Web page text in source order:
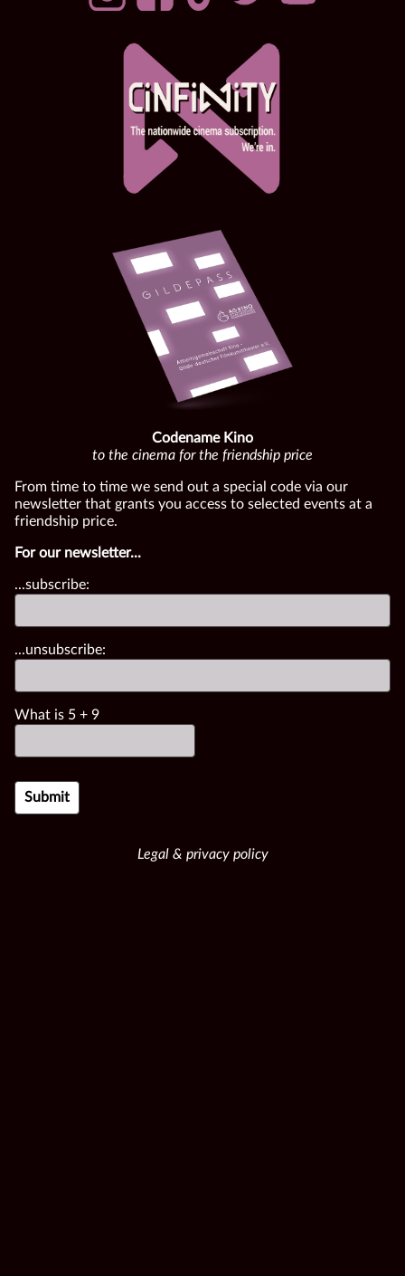
Codename Kino
to the cinema for the friendship price
From time to time we send out a special code via our
newsletter that grants you access to selected events at a
friendship price.
For our newsletter...
...subscribe:
...unsubscribe:
What is 5 + 9
Legal & privacy policy